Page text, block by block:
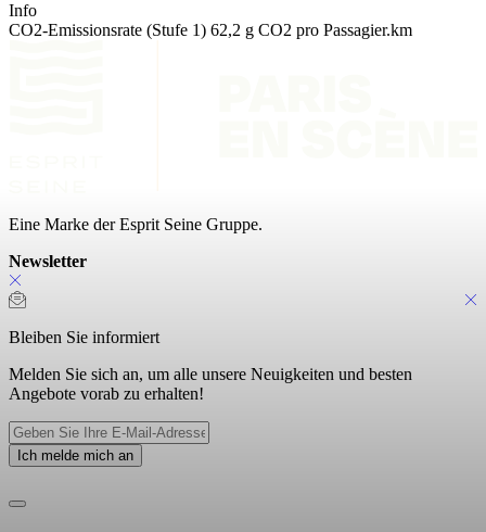
Info
CO2-Emissionsrate (Stufe 1) 62,2 g CO2 pro Passagier.km
Eine Marke der Esprit Seine Gruppe.
Newsletter
Bleiben Sie informiert
Melden Sie sich an, um alle unsere Neuigkeiten und besten
Angebote vorab zu erhalten!